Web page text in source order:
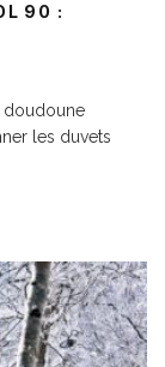
90 :
doudoune
les duvets